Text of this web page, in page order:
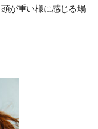
が重い様に感じる場